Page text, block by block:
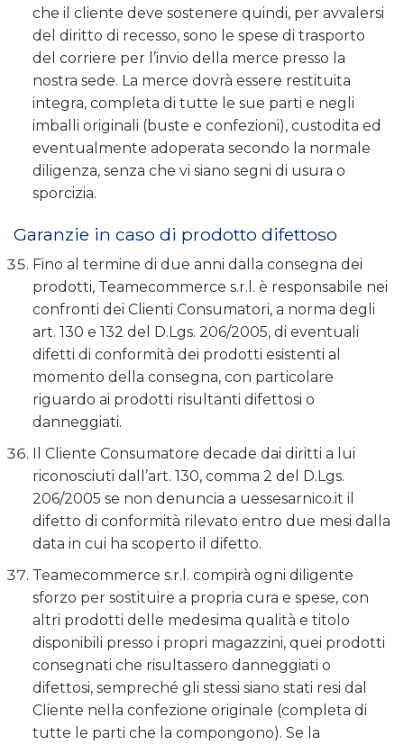
che il cliente deve sostenere quindi, per avvalersi
del diritto di recesso, sono le spese di trasporto
del corriere per l’invio della merce presso la
nostra sede. La merce dovrà essere restituita
integra, completa di tutte le sue parti e negli
imballi originali (buste e confezioni), custodita ed
eventualmente adoperata secondo la normale
diligenza, senza che vi siano segni di usura o
sporcizia.
Garanzie in caso di prodotto difettoso
Fino al termine di due anni dalla consegna dei
prodotti, Teamecommerce s.r.l. è responsabile nei
confronti dei Clienti Consumatori, a norma degli
art. 130 e 132 del D.Lgs. 206/2005, di eventuali
difetti di conformità dei prodotti esistenti al
momento della consegna, con particolare
riguardo ai prodotti risultanti difettosi o
danneggiati.
Il Cliente Consumatore decade dai diritti a lui
riconosciuti dall’art. 130, comma 2 del D.Lgs.
206/2005 se non denuncia a uessesarnico.it il
difetto di conformità rilevato entro due mesi dalla
data in cui ha scoperto il difetto.
Teamecommerce s.r.l. compirà ogni diligente
sforzo per sostituire a propria cura e spese, con
altri prodotti delle medesima qualità e titolo
disponibili presso i propri magazzini, quei prodotti
consegnati che risultassero danneggiati o
difettosi, sempreché gli stessi siano stati resi dal
Cliente nella confezione originale (completa di
tutte le parti che la compongono). Se la